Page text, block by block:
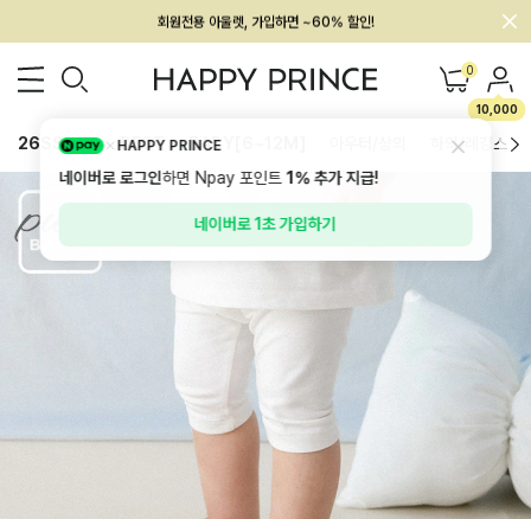
회원전용 아울렛, 가입하면 ~60% 할인!
멤버십 최대 28,000원 혜택 0
10,000
26SS 신상 BEST BABY[6~12M] 하의/레깅스
HAPPY PRINCE
네이버로 로그인하면 Npay 포인트1%추가 지급!
네이버로 1초 가입하기